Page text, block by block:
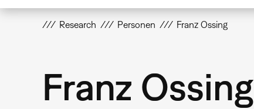
Research Personen Franz Ossing
Franz Ossing